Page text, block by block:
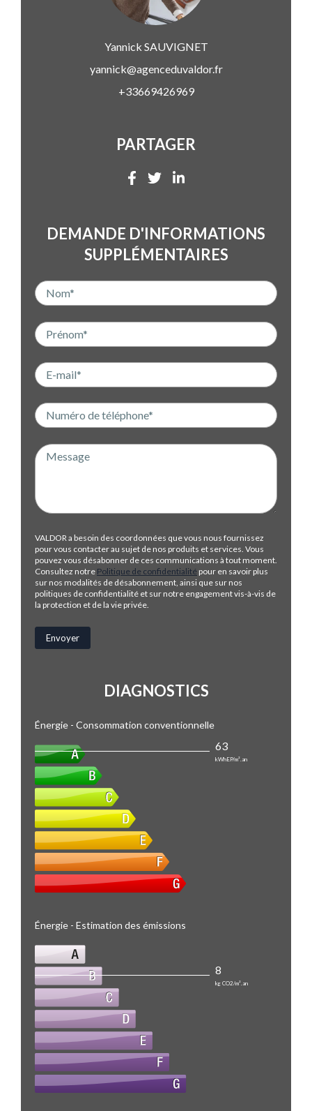
Yannick SAUVIGNET
yannick@agenceduvaldor.fr
+33669426969
PARTAGER
DEMANDE D'INFORMATIONS
SUPPLÉMENTAIRES
VALDOR a besoin des coordonnées que vous nous fournissez
pour vous contacter au sujet de nos produits et services. Vous
pouvez vous désabonner de ces communications à tout moment.
Consultez notre Politique de confidentialité pour en savoir plus
sur nos modalités de désabonnement, ainsi que sur nos
politiques de confidentialité et sur notre engagement vis-à-vis de
la protection et de la vie privée.
DIAGNOSTICS
Énergie - Consommation conventionnelle
63
kWhEP/m².an
Énergie - Estimation des émissions
8
kg CO2/m².an